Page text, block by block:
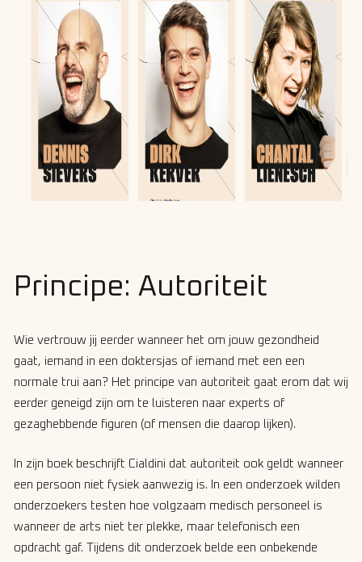
Principe: Autoriteit
Wie vertrouw jij eerder wanneer het om jouw gezondheid
gaat, iemand in een doktersjas of iemand met een een
normale trui aan? Het principe van autoriteit gaat erom dat wij
eerder geneigd zijn om te luisteren naar experts of
gezaghebbende figuren (of mensen die daarop lijken).
In zijn boek beschrijft Cialdini dat autoriteit ook geldt wanneer
een persoon niet fysiek aanwezig is. In een onderzoek wilden
onderzoekers testen hoe volgzaam medisch personeel is
wanneer de arts niet ter plekke, maar telefonisch een
opdracht gaf. Tijdens dit onderzoek belde een onbekende